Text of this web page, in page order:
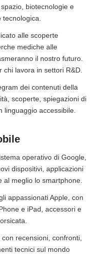
biotecnologie e
alle scoperte
mediche alle
il nostro futuro.
lavora in settori R&D.
dei contenuti della
scoperte, spiegazioni di
linguaggio accessibile.
operativo di Google,
dispositivi, applicazioni
meglio lo smartphone.
appassionati Apple, con
e iPad, accessori e
recensioni, confronti,
tecnici sul mondo